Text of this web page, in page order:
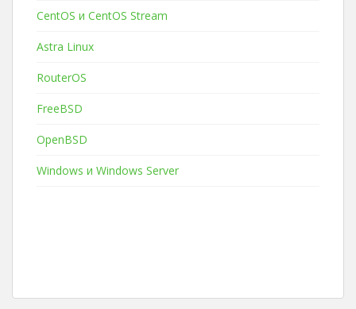
CentOS и CentOS Stream
Astra Linux
RouterOS
FreeBSD
OpenBSD
Windows и Windows Server